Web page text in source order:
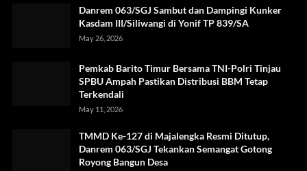
Danrem 063/SGJ Sambut dan Dampingi Kunker
Kasdam III/Siliwangi di Yonif TP 839/SA
May 26, 2026
Pemkab Barito Timur Bersama TNI-Polri Tinjau
SPBU Ampah Pastikan Distribusi BBM Tetap
Terkendali
May 11, 2026
TMMD Ke-127 di Majalengka Resmi Ditutup,
Danrem 063/SGJ Tekankan Semangat Gotong
Royong Bangun Desa